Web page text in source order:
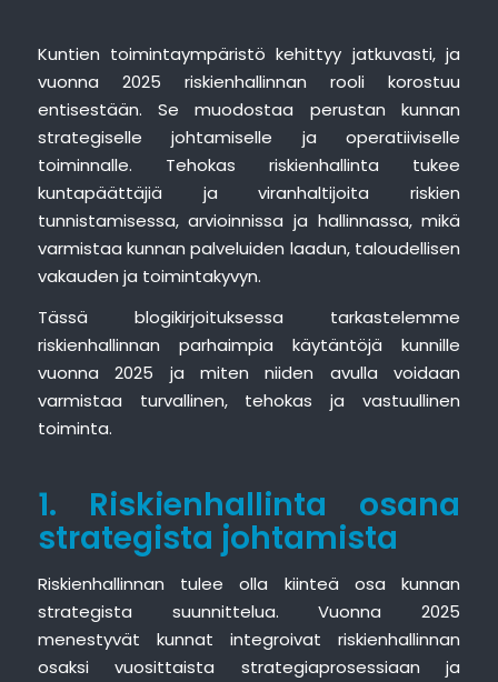
Kuntien toimintaympäristö kehittyy jatkuvasti, ja
vuonna 2025 riskienhallinnan rooli korostuu
entisestään. Se muodostaa perustan kunnan
strategiselle johtamiselle ja operatiiviselle
toiminnalle. Tehokas riskienhallinta tukee
kuntapäättäjiä ja viranhaltijoita riskien
tunnistamisessa, arvioinnissa ja hallinnassa, mikä
varmistaa kunnan palveluiden laadun, taloudellisen
vakauden ja toimintakyvyn.
Tässä blogikirjoituksessa tarkastelemme
riskienhallinnan parhaimpia käytäntöjä kunnille
vuonna 2025 ja miten niiden avulla voidaan
varmistaa turvallinen, tehokas ja vastuullinen
toiminta.
1. Riskienhallinta osana
strategista johtamista
Riskienhallinnan tulee olla kiinteä osa kunnan
strategista suunnittelua. Vuonna 2025
menestyvät kunnat integroivat riskienhallinnan
osaksi vuosittaista strategiaprosessiaan ja